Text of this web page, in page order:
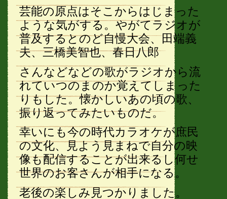
芸能の原点はそこからはじまった
ような気がする。やがてラジオが
普及するとのど自慢大会、田端義
夫、三橋美智也、春日八郎
さんなどなどの歌がラジオから流
れていつのまのか覚えてしまった
りもした。懐かしいあの頃の歌、
振り返ってみたいものだ。
幸いにも今の時代カラオケが庶民
の文化、見よう見まねで自分の映
像も配信することが出来るし何せ
世界のお客さんが相手になる。
老後の楽しみ見つかりました。